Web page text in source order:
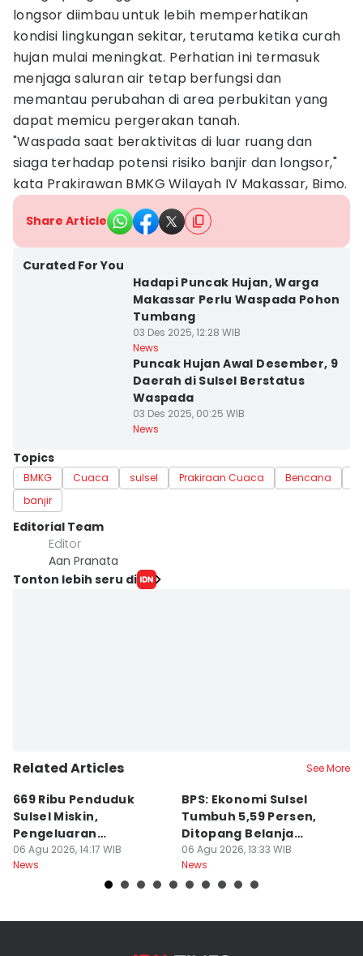
longsor diimbau untuk lebih memperhatikan
kondisi lingkungan sekitar, terutama ketika curah
hujan mulai meningkat. Perhatian ini termasuk
menjaga saluran air tetap berfungsi dan
memantau perubahan di area perbukitan yang
dapat memicu pergerakan tanah.
"Waspada saat beraktivitas di luar ruang dan
siaga terhadap potensi risiko banjir dan longsor,"
kata Prakirawan BMKG Wilayah IV Makassar, Bimo.
Share Article
Curated For You
Hadapi Puncak Hujan, Warga
Makassar Perlu Waspada Pohon
Tumbang
03 Des 2025, 12:28 WIB
News
Puncak Hujan Awal Desember, 9
Daerah di Sulsel Berstatus
Waspada
03 Des 2025, 00:25 WIB
News
Topics
BMKG Cuaca sulsel Prakiraan Cuaca Bencana
banjir
Editorial Team
Editor
Aan Pranata
Tonton lebih seru di
Related Articles See More
669 Ribu Penduduk
Sulsel Miskin,
Pengeluaran
Terbesarnya Rokok
06 Agu 2026, 14:17 WIB
News
BPS: Ekonomi Sulsel
Tumbuh 5,59 Persen,
Ditopang Belanja
Pemerintah
06 Agu 2026, 13:33 WIB
News